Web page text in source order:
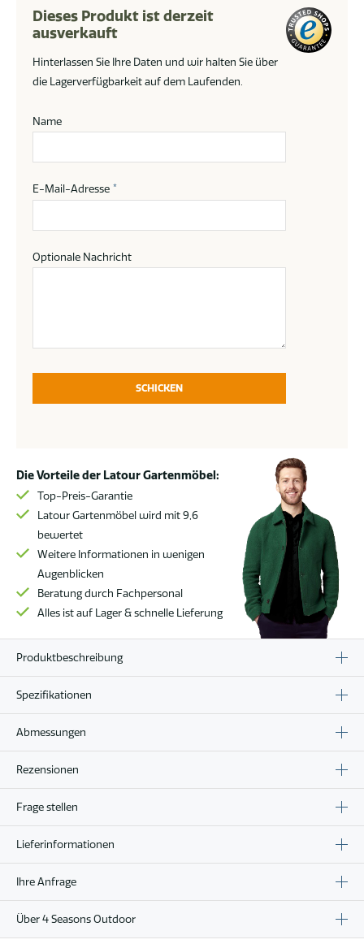
Dieses Produkt ist derzeit
ausverkauft
Hinterlassen Sie Ihre Daten und wir halten Sie über
die Lagerverfügbarkeit auf dem Laufenden.
Name
E-Mail-Adresse *
Optionale Nachricht
SCHICKEN
Die Vorteile der Latour Gartenmöbel:
Top-Preis-Garantie
Latour Gartenmöbel wird mit 9,6
bewertet
Weitere Informationen in wenigen
Augenblicken
Beratung durch Fachpersonal
Alles ist auf Lager & schnelle Lieferung
Produktbeschreibung
Spezifikationen
Abmessungen
Rezensionen
Frage stellen
Lieferinformationen
Ihre Anfrage
Über 4 Seasons Outdoor